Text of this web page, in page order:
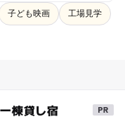
子ども映画 工場見学
棟貸し宿